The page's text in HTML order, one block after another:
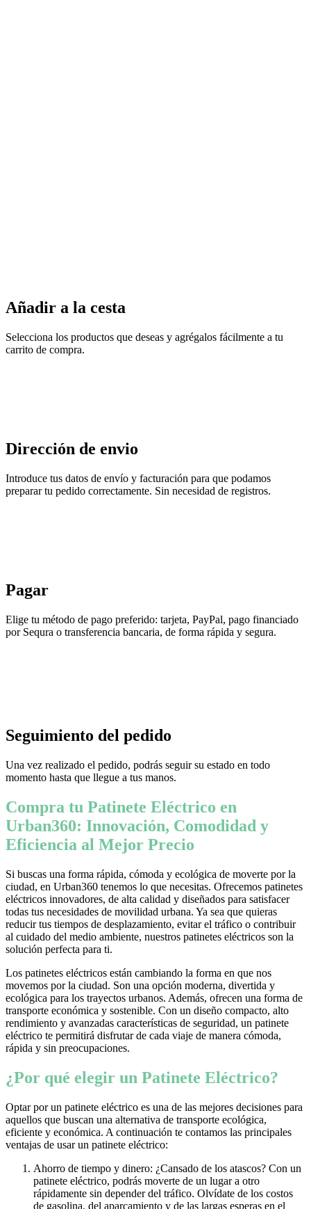
Añadir a la cesta
Selecciona los productos que deseas y agrégalos fácilmente a tu
carrito de compra.
Dirección de envio
Introduce tus datos de envío y facturación para que podamos
preparar tu pedido correctamente. Sin necesidad de registros.
Pagar
Elige tu método de pago preferido: tarjeta, PayPal, pago financiado
por Sequra o transferencia bancaria, de forma rápida y segura.
Seguimiento del pedido
Una vez realizado el pedido, podrás seguir su estado en todo
momento hasta que llegue a tus manos.
Compra tu Patinete Eléctrico en
Urban360: Innovación, Comodidad y
Eficiencia al Mejor Precio
Si buscas una forma rápida, cómoda y ecológica de moverte por la
ciudad, en Urban360 tenemos lo que necesitas. Ofrecemos patinetes
eléctricos innovadores, de alta calidad y diseñados para satisfacer
todas tus necesidades de movilidad urbana. Ya sea que quieras
reducir tus tiempos de desplazamiento, evitar el tráfico o contribuir
al cuidado del medio ambiente, nuestros patinetes eléctricos son la
solución perfecta para ti.
Los patinetes eléctricos están cambiando la forma en que nos
movemos por la ciudad. Son una opción moderna, divertida y
ecológica para los trayectos urbanos. Además, ofrecen una forma de
transporte económica y sostenible. Con un diseño compacto, alto
rendimiento y avanzadas características de seguridad, un patinete
eléctrico te permitirá disfrutar de cada viaje de manera cómoda,
rápida y sin preocupaciones.
¿Por qué elegir un Patinete Eléctrico?
Optar por un patinete eléctrico es una de las mejores decisiones para
aquellos que buscan una alternativa de transporte ecológica,
eficiente y económica. A continuación te contamos las principales
ventajas de usar un patinete eléctrico:
Ahorro de tiempo y dinero: ¿Cansado de los atascos? Con un
patinete eléctrico, podrás moverte de un lugar a otro
rápidamente sin depender del tráfico. Olvídate de los costos
de gasolina, del aparcamiento y de las largas esperas en el